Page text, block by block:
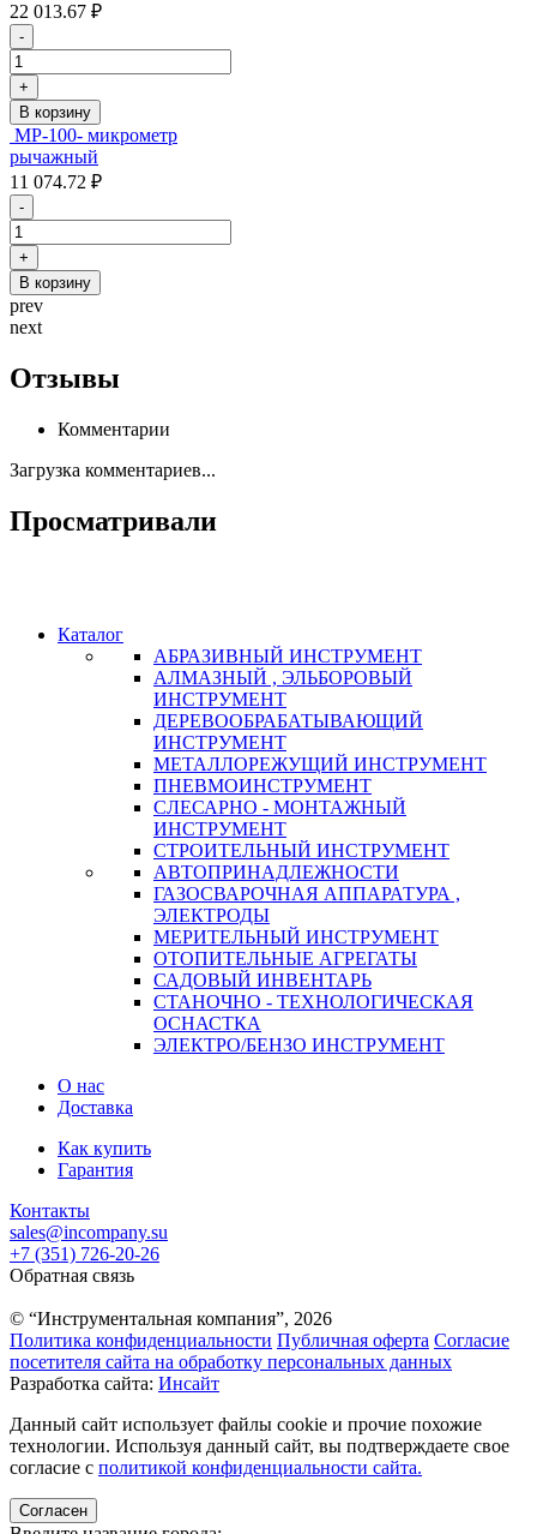
22 013.67 ₽
-
+
В корзину
МР-100- микрометр
рычажный
11 074.72 ₽
-
+
В корзину
prev
next
Отзывы
Комментарии
Загрузка комментариев...
Просматривали
Каталог
АБРАЗИВНЫЙ ИНСТРУМЕНТ
АЛМАЗНЫЙ , ЭЛЬБОРОВЫЙ
ИНСТРУМЕНТ
ДЕРЕВООБРАБАТЫВАЮЩИЙ
ИНСТРУМЕНТ
МЕТАЛЛОРЕЖУЩИЙ ИНСТРУМЕНТ
ПНЕВМОИНСТРУМЕНТ
СЛЕСАРНО - МОНТАЖНЫЙ
ИНСТРУМЕНТ
СТРОИТЕЛЬНЫЙ ИНСТРУМЕНТ
АВТОПРИНАДЛЕЖНОСТИ
ГАЗОСВАРОЧНАЯ АППАРАТУРА ,
ЭЛЕКТРОДЫ
МЕРИТЕЛЬНЫЙ ИНСТРУМЕНТ
ОТОПИТЕЛЬНЫЕ АГРЕГАТЫ
САДОВЫЙ ИНВЕНТАРЬ
СТАНОЧНО - ТЕХНОЛОГИЧЕСКАЯ
ОСНАСТКА
ЭЛЕКТРО/БЕНЗО ИНСТРУМЕНТ
О нас
Доставка
Как купить
Гарантия
Контакты
sales@incompany.su
+7 (351) 726-20-26
Обратная связь
© “Инструментальная компания”, 2026
Политика конфиденциальности Публичная оферта Согласие
посетителя сайта на обработку персональных данных
Разработка сайта: Инсайт
Данный сайт использует файлы cookie и прочие похожие
технологии. Используя данный сайт, вы подтверждаете свое
согласие с политикой конфиденциальности сайта.
Согласен